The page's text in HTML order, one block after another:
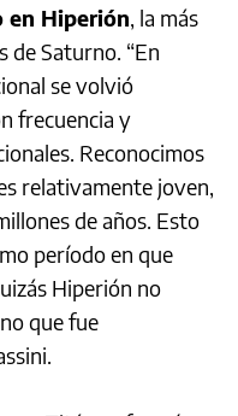
en Hiperión, la más
de Saturno. “En
se volvió
frecuencia y
Reconocimos
relativamente joven,
de años. Esto
período en que
Hiperión no
que fue